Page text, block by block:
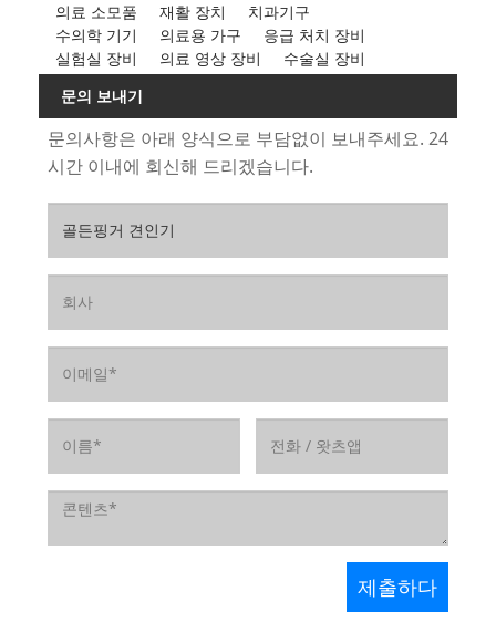
의료 소모품
재활 장치
치과기구
수의학 기기
의료용 가구
응급 처치 장비
실험실 장비
의료 영상 장비
수술실 장비
문의 보내기
문의사항은 아래 양식으로 부담없이 보내주세요. 24
시간 이내에 회신해 드리겠습니다.